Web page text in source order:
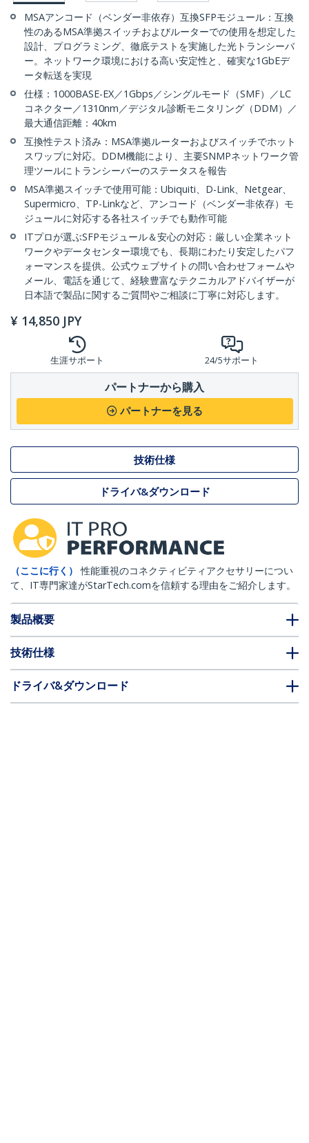
MSAアンコード（ベンダー非依存）互換SFPモジュール：互換
性のあるMSA準拠スイッチおよびルーターでの使用を想定した
設計、プログラミング、徹底テストを実施した光トランシーバ
ー。ネットワーク環境における高い安定性と、確実な1GbEデ
ータ転送を実現
仕様：1000BASE-EX／1Gbps／シングルモード（SMF）／LC
コネクター／1310nm／デジタル診断モニタリング（DDM）／
最大通信距離：40km
互換性テスト済み：MSA準拠ルーターおよびスイッチでホット
スワップに対応。DDM機能により、主要SNMPネットワーク管
理ツールにトランシーバーのステータスを報告
MSA準拠スイッチで使用可能：Ubiquiti、D-Link、Netgear、
Supermicro、TP-Linkなど、アンコード（ベンダー非依存）モ
ジュールに対応する各社スイッチでも動作可能
ITプロが選ぶSFPモジュール＆安心の対応：厳しい企業ネット
ワークやデータセンター環境でも、長期にわたり安定したパフ
ォーマンスを提供。公式ウェブサイトの問い合わせフォームや
メール、電話を通じて、経験豊富なテクニカルアドバイザーが
日本語で製品に関するご質問やご相談に丁寧に対応します。
¥ 14,850 JPY
生涯サポート 24/5サポート
パートナーから購入
パートナーを見る
技術仕様
ドライバ&ダウンロード
（ここに行く）
性能重視のコネクティビティアクセサリーについ
て、IT専門家達がStarTech.comを信頼する理由をご紹介します。
製品概要
技術仕様
ドライバ&ダウンロード